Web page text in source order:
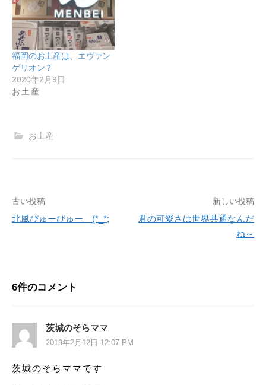
福岡のお土産は、エヴァン
ゲリオン？
2020年2月9日
お土産
お土産
投
稿
ゲ
シ
古い投稿
北風びゅーびゅー (*_*;
新しい投稿
君の可愛さは世界共通なんだ
ね～
6件のコメント
茨城のそらママ
2019年2月12日 12:07 PM
茨城のそらママです